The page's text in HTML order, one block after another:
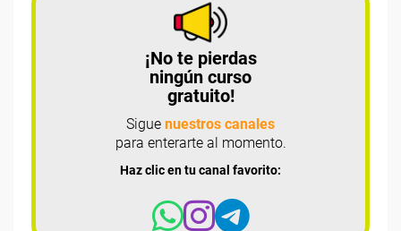
¡No te pierdas
ningún curso
gratuito!
Sigue nuestros canales
para enterarte al momento.
Haz clic en tu canal favorito: